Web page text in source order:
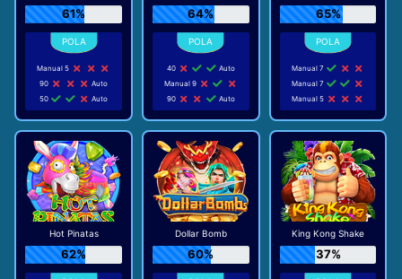
61%
Manual 5
90
Auto
50
Auto
64%
40
Auto
Manual 9
90
Auto
65%
Manual 7
Manual 7
Manual 5
Hot Pinatas
62%
Dollar Bomb
60%
King Kong Shake
37%